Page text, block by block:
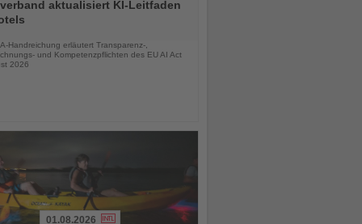
aktualisiert KI-Leitfaden
Handreichung erläutert Transparenz-,
und Kompetenzpflichten des EU AI Act
2026
01.08.2026